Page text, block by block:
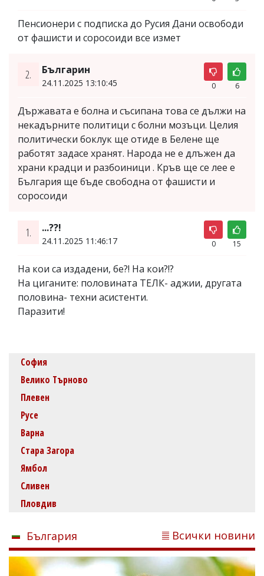
Пенсионери с подписка до Русия Дани освободи
от фашисти и соросоиди все измет
2. Българин
24.11.2025 13:10:45 0 6
Държавата е болна и съсипана това се дължи на
некадърните политици с болни мозъци. Целия
политически боклук ще отиде в Белене ще
работят задасе хранят. Народа не е длъжен да
храни крадци и разбоиници . Кръв ще се лее е
България ще бъде свободна от фашисти и
соросоиди
1. ...??!
24.11.2025 11:46:17 0 15
На кои са издадени, бе?! На кои?!?
На циганите: половината ТЕЛК- аджии, другата
половина- техни асистенти.
Паразити!
София
Велико Търново
Плевен
Русе
Варна
Стара Загора
Ямбол
Сливен
Пловдив
България Всички новини